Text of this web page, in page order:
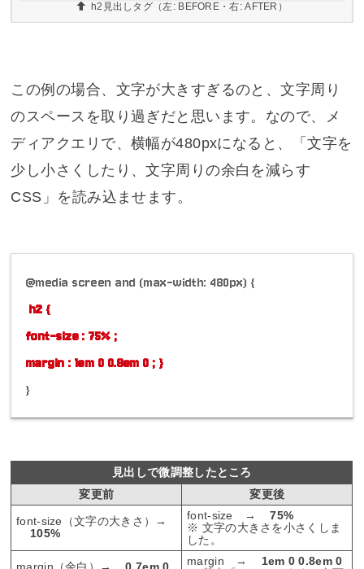
h2見出しタグ（左: BEFORE・右: AFTER）
この例の場合、文字が大きすぎるのと、文字周り
のスペースを取り過ぎだと思います。なので、メ
ディアクエリで、横幅が480pxになると、「文字を
少し小さくしたり、文字周りの余白を減らす
CSS」を読み込ませます。
@media screen and (max-width: 480px) {
h2 {
font-size : 75% ;
margin : 1em 0 0.8em 0 ; }
}
見出しで微調整したところ
変更前
変更後
font-size（文字の大きさ）→
105%
font-size →
75%
※ 文字の大きさを小さくしま
した。
margin（余白）→ 0.7em 0 margin →
1em 0 0.8em 0